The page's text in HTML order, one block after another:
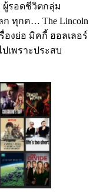
ผู้รอดชีวิตกลุ่ม
ทุกค… The Lincoln
องย่อ มิคกี้ ฮอลเลอร์
เพราะประสบ